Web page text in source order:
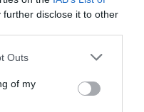
further disclose it to other
Outs
of my
”, mentre
José Enrique Cuñat
asseguren "la seua
el bon
en el servei públic